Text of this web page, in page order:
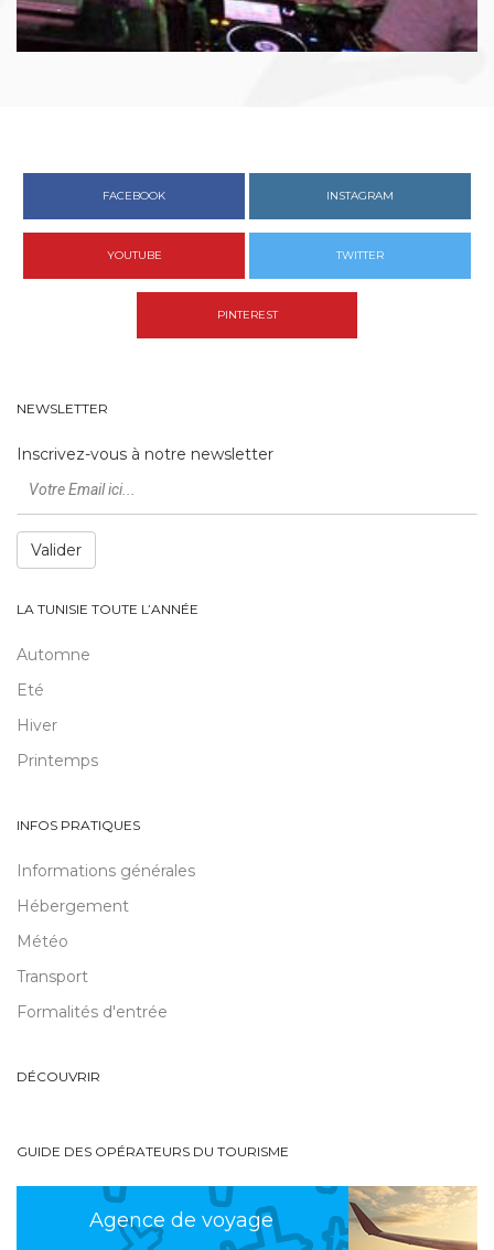
FACEBOOK INSTAGRAM
YOUTUBE TWITTER
PINTEREST
NEWSLETTER
Inscrivez-vous à notre newsletter
Valider
LA TUNISIE TOUTE L’ANNÉE
Automne
Eté
Hiver
Printemps
INFOS PRATIQUES
Informations générales
Hébergement
Météo
Transport
Formalités d'entrée
DÉCOUVRIR
GUIDE DES OPÉRATEURS DU TOURISME
Agence de voyage